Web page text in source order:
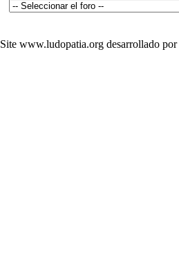
Site www.ludopatia.org desarrollado por